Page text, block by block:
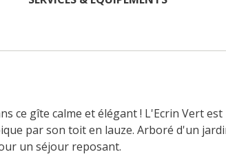
ce gîte calme et élégant ! L'Ecrin Vert
par son toit en lauze. Arboré d'un
un séjour reposant.